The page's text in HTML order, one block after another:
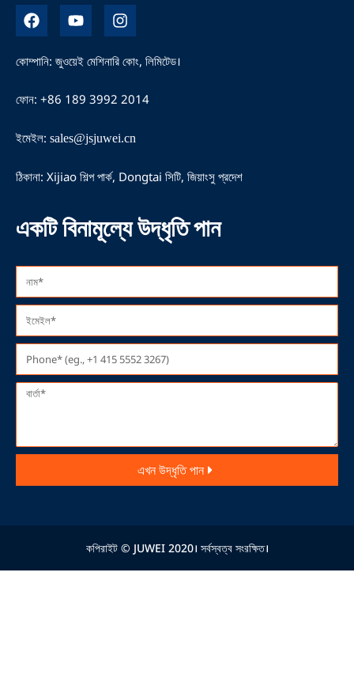
ফে
স
বু
ক
ই
উ
টি
উ
ই
ন
স্টা
গ্রা
কোম্পানি: জুওয়েই মেশিনারি কোং, লিমিটেড।
ফোন: +86 189 3992 2014
ইমেইল: sales@jsjuwei.cn
ঠিকানা: Xijiao শিল্প পার্ক, Dongtai সিটি, জিয়াংসু প্রদেশ
একটি বিনামূল্যে উদ্ধৃতি পান
এখন উদ্ধৃতি পান
কপিরাইট © JUWEI 2020। সর্বস্বত্ব সংরক্ষিত।